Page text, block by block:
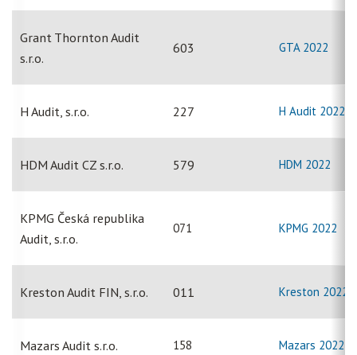
Grant Thornton Audit
s.r.o.
603 GTA 2022
H Audit, s.r.o. 227 H Audit 2022
HDM Audit CZ s.r.o. 579 HDM 2022
KPMG Česká republika
Audit, s.r.o.
071 KPMG 2022
Kreston Audit FIN, s.r.o. 011 Kreston 2022
Mazars Audit s.r.o. 158 Mazars 2022